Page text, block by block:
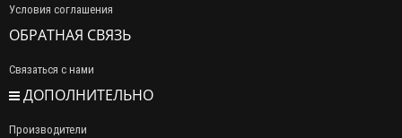
Условия соглашения
ОБРАТНАЯ СВЯЗЬ
Связаться с нами
ДОПОЛНИТЕЛЬНО
Производители